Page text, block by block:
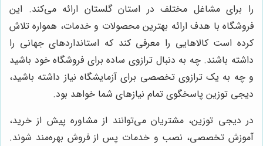
را برای مشاغل مختلف در استان گلستان ارائه می‌کند. این
فروشگاه با هدف ارائه بهترین محصولات و خدمات، همواره تلاش
کرده است کالاهایی را معرفی کند که استانداردهای جهانی را
داشته باشند. چه به دنبال ترازوی ساده برای فروشگاه خود باشید
و چه به یک ترازوی تخصصی برای آزمایشگاه نیاز داشته باشید،
دیجی توزین پاسخگوی تمام نیازهای شما خواهد بود.
در دیجی توزین، مشتریان می‌توانند از مشاوره پیش از خرید،
آموزش تخصصی، نصب و خدمات پس از فروش بهره‌مند شوند.